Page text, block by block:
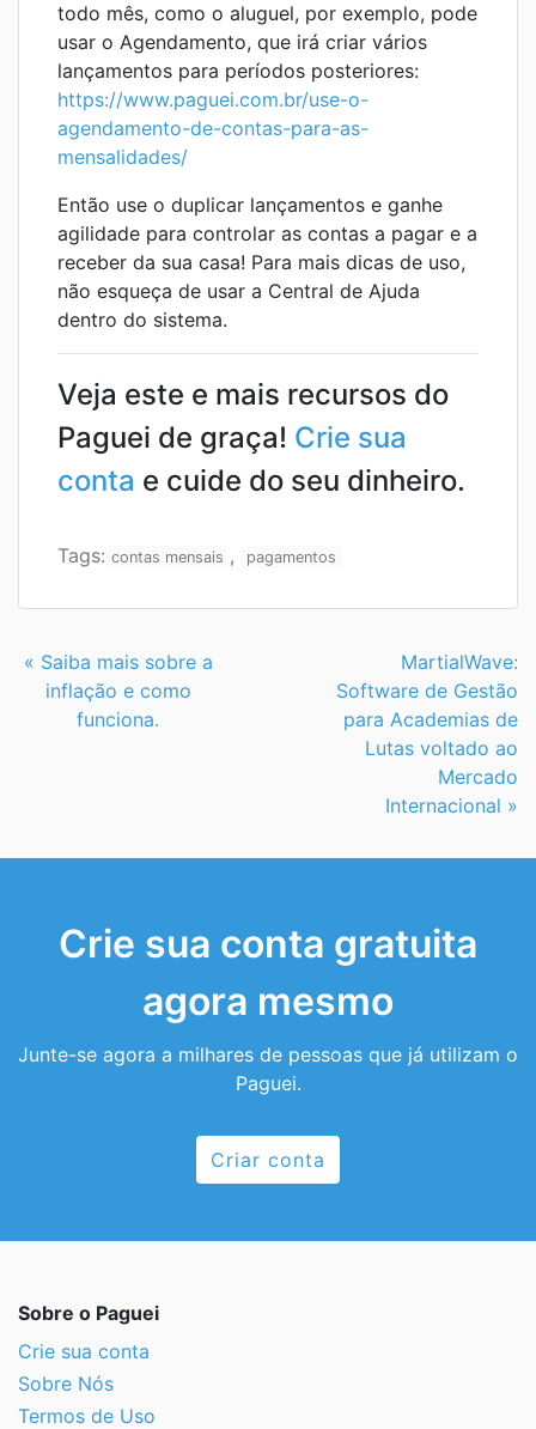
todo mês, como o aluguel, por exemplo, pode
usar o Agendamento, que irá criar vários
lançamentos para períodos posteriores:
https://www.paguei.com.br/use-o-
agendamento-de-contas-para-as-
mensalidades/
Então use o duplicar lançamentos e ganhe
agilidade para controlar as contas a pagar e a
receber da sua casa! Para mais dicas de uso,
não esqueça de usar a Central de Ajuda
dentro do sistema.
Veja este e mais recursos do
Paguei de graça! Crie sua
conta e cuide do seu dinheiro.
Tags: contas mensais , pagamentos
Continue
Lendo
« Saiba mais sobre a
inflação e como
funciona.
MartialWave:
Software de Gestão
para Academias de
Lutas voltado ao
Mercado
Internacional »
Crie sua conta gratuita
agora mesmo
Junte-se agora a milhares de pessoas que já utilizam o
Paguei.
Criar conta
Sobre o Paguei
Crie sua conta
Sobre Nós
Termos de Uso